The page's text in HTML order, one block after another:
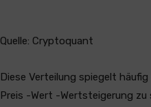
Quelle: Cryptoquant
Diese Verteilung spiegelt
Preis -Wert -Wertsteigerung zu